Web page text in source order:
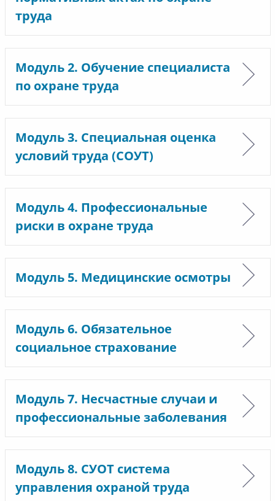
труда
Модуль 2. Обучение специалиста
по охране труда
Модуль 3. Специальная оценка
условий труда (СОУТ)
Модуль 4. Профессиональные
риски в охране труда
Модуль 5. Медицинские осмотры
Модуль 6. Обязательное
социальное страхование
Модуль 7. Несчастные случаи и
профессиональные заболевания
Модуль 8. СУОТ система
управления охраной труда